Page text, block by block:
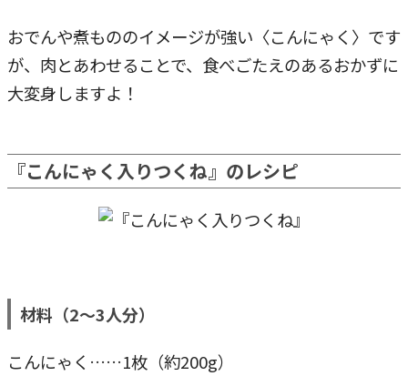
おでんや煮もののイメージが強い〈こんにゃく〉です
が、肉とあわせることで、食べごたえのあるおかずに
大変身しますよ！
『こんにゃく入りつくね』のレシピ
材料（2～3人分）
こんにゃく……1枚（約200g）